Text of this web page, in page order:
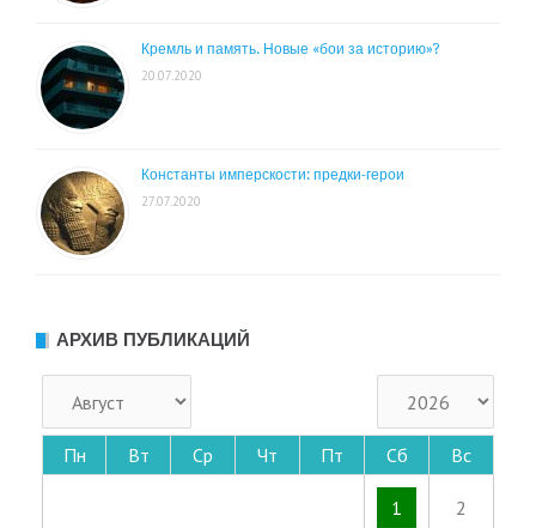
Кремль и память. Новые «бои за историю»?
20.07.2020
Константы имперскости: предки-герои
27.07.2020
АРХИВ ПУБЛИКАЦИЙ
Пн Вт Ср Чт Пт Сб Вс
1 2